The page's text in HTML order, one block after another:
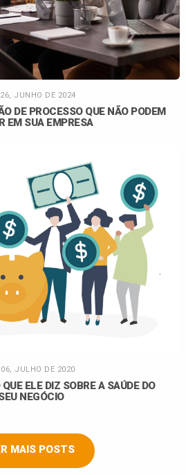
26, JUNHO DE 2024
DE PROCESSO QUE NÃO PODEM
EM SUA EMPRESA
06, JULHO DE 2020
ELE DIZ SOBRE A SAÚDE DO
NEGÓCIO
MAIS POSTS